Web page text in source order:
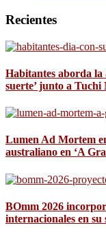
Recientes
Habitantes aborda la
suerte’ junto a Tuchi
Lumen Ad Mortem
australiano en ‘A
BOmm 2026
internacionales en su